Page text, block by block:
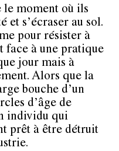
le moment où ils
et s’écraser au sol.
pour résister à
face à une pratique
jour mais à
Alors que la
bouche d’un
d’âge de
individu qui
prêt à être détruit